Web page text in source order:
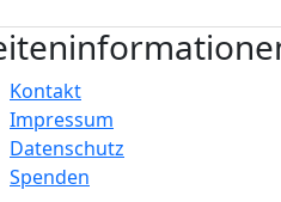
Kontakt
Impressum
Datenschutz
Spenden